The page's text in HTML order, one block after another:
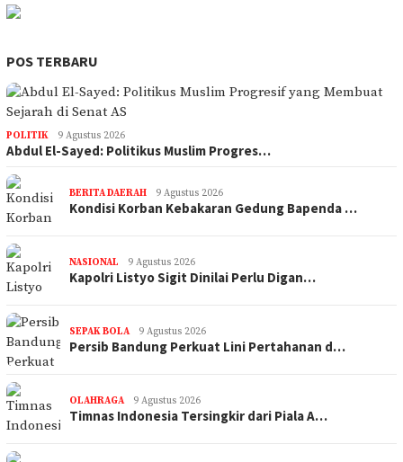
POS TERBARU
POLITIK 9 Agustus 2026
Abdul El-Sayed: Politikus Muslim Progres…
BERITA DAERAH 9 Agustus 2026
Kondisi Korban Kebakaran Gedung Bapenda …
NASIONAL 9 Agustus 2026
Kapolri Listyo Sigit Dinilai Perlu Digan…
SEPAK BOLA 9 Agustus 2026
Persib Bandung Perkuat Lini Pertahanan d…
OLAHRAGA 9 Agustus 2026
Timnas Indonesia Tersingkir dari Piala A…